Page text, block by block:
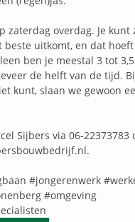
zaterdag overdag. Je kunt
uitkomt, en dat
ben je meestal 3 tot
de helft van de tijd.
kunt, slaan we gewoon
Sijbers via 06-22373783
#jongerenwerk
#omgeving